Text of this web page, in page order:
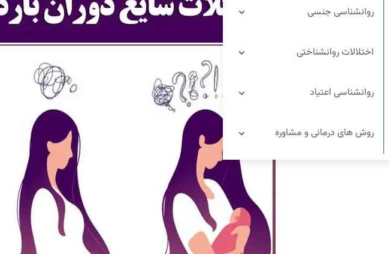
روانشناسی جنسی
اختلالات روانشناختی
روانشناسی اعتیاد
روش های درمانی و مشاوره